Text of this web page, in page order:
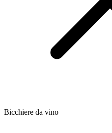
Bicchiere da vino